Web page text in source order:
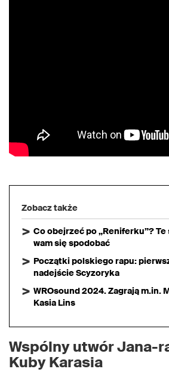
Zobacz także
Co obejrzeć po „Reniferku”?
wam się spodobać
Początki polskiego rapu:
nadejście Scyzoryka
WROsound 2024. Zagrają m.in.
Kasia Lins
Wspólny utwór Jana-
Kuby Karasia